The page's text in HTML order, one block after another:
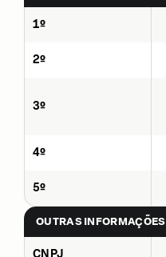
1º
2º
3º
4º
5º
OUTRAS INFORMAÇÕES
CNPJ